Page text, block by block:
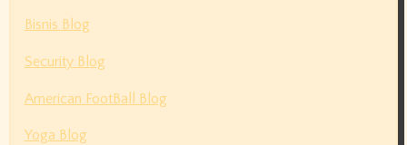
Bisnis Blog
Security Blog
American FootBall Blog
Yoga Blog